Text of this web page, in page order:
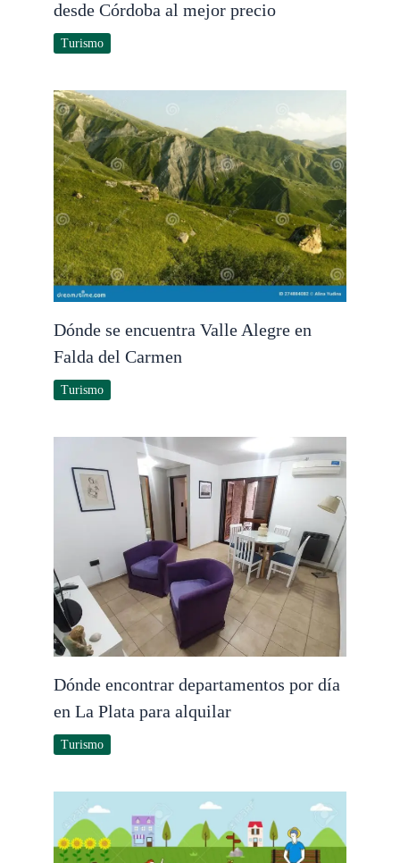
desde Córdoba al mejor precio
Turismo
Dónde se encuentra Valle Alegre en
Falda del Carmen
Turismo
Dónde encontrar departamentos por día
en La Plata para alquilar
Turismo